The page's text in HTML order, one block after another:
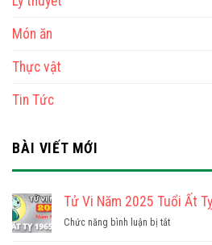
Món ăn
Thực vật
Tin Tức
BÀI VIẾT MỚI
Tử Vi Năm 2025 Tuổi Ất
Chức năng bình luận bị tắtở